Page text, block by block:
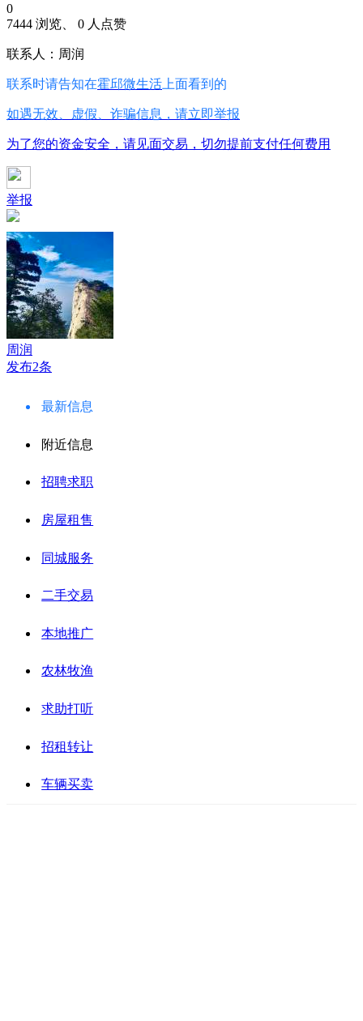
0
7444 浏览、 0 人点赞
联系人：周润
联系时请告知在霍邱微生活 上面看到的
如遇无效、虚假、诈骗信息，请立即举报
为了您的资金安全，请见面交易，切勿提前支付任何费用
举报
周润
发布2条
最新信息
附近信息
招聘求职
房屋租售
同城服务
二手交易
本地推广
农林牧渔
求助打听
招租转让
车辆买卖